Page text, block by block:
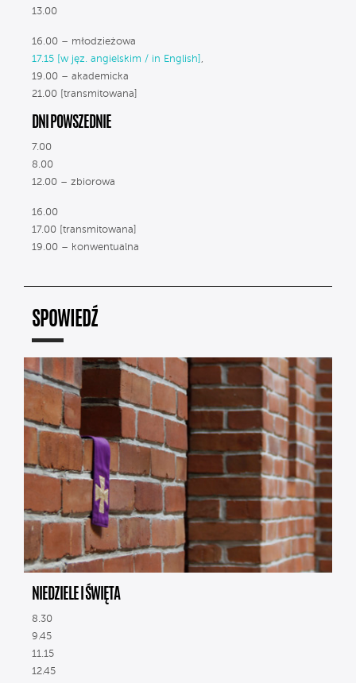
13.00
16.00 – młodzieżowa
17.15 [w jęz. angielskim / in English] ,
19.00 – akademicka
21.00 [transmitowana]
DNI POWSZEDNIE
7.00
8.00
12.00 – zbiorowa
16.00
17.00 [transmitowana]
19.00 – konwentualna
SPOWIEDŹ
NIEDZIELE I ŚWIĘTA
8.30
9.45
11.15
12.45